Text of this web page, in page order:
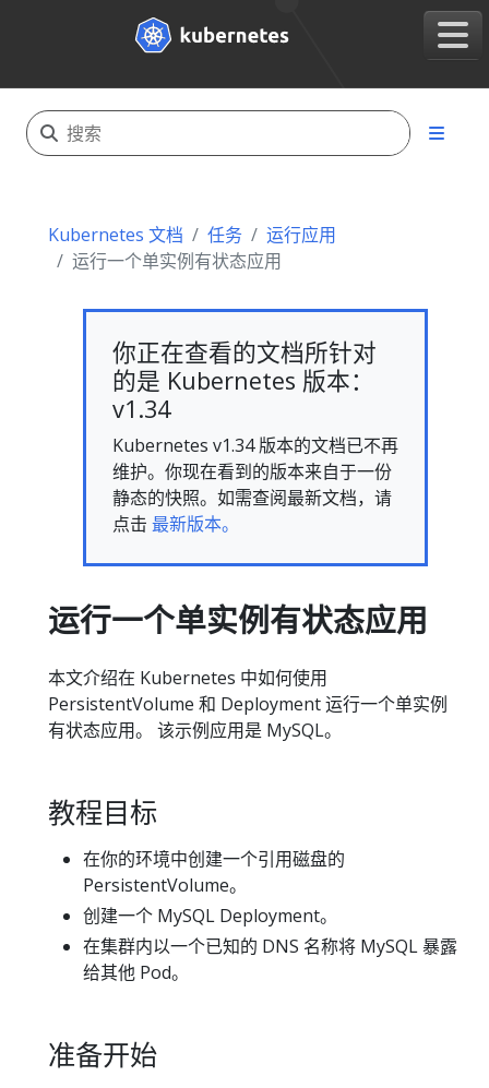
Kubernetes 文档 任务
运行应用
运行一个单实例有状态应用
你正在查看的文档所针对
的是 Kubernetes 版本：
v1.34
Kubernetes v1.34 版本的文档已不再
维护。你现在看到的版本来自于一份
静态的快照。如需查阅最新文档，请
点击 最新版本。
运行一个单实例有状态应用
本文介绍在 Kubernetes 中如何使用
PersistentVolume 和 Deployment 运行一个单实例
有状态应用。 该示例应用是 MySQL。
教程目标
在你的环境中创建一个引用磁盘的
PersistentVolume。
创建一个 MySQL Deployment。
在集群内以一个已知的 DNS 名称将 MySQL 暴露
给其他 Pod。
准备开始